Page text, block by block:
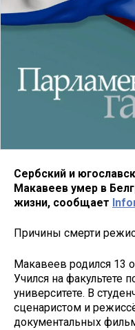
Сербский и
Макавеев умер в
жизни, сообщает
Причины смерти
Макавеев родился 13
Учился на факультете
университете. В
сценаристом и
документальных